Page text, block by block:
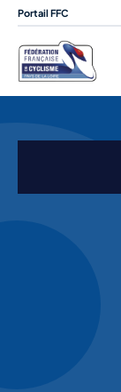
Portail FFC